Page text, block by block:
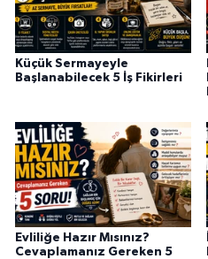
Küçük Sermayeyle
Başlanabilecek 5 İş Fikirleri
Evliliğe Hazır Mısınız?
Cevaplamanız Gereken 5